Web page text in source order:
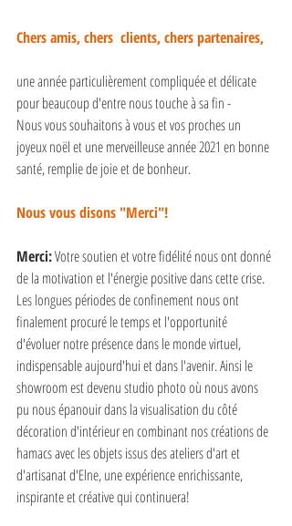
Chers amis, chers  clients, chers partenaires,
une année particulièrement compliquée et délicate
pour beaucoup d'entre nous touche à sa fin -
Nous vous souhaitons à vous et vos proches un
joyeux noël et une merveilleuse année 2021 en bonne
santé, remplie de joie et de bonheur.
Nous vous disons "Merci"!
Merci: Votre soutien et votre fidélité nous ont donné
de la motivation et l'énergie positive dans cette crise.
Les longues périodes de confinement nous ont
finalement procuré le temps et l'opportunité
d'évoluer notre présence dans le monde virtuel,
indispensable aujourd'hui et dans l'avenir. Ainsi le
showroom est devenu studio photo où nous avons
pu nous épanouir dans la visualisation du côté
décoration d'intérieur en combinant nos créations de
hamacs avec les objets issus des ateliers d'art et
d'artisanat d'Elne, une expérience enrichissante,
inspirante et créative qui continuera!